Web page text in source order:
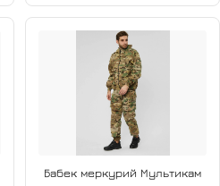
Бабек меркурий Мультикам